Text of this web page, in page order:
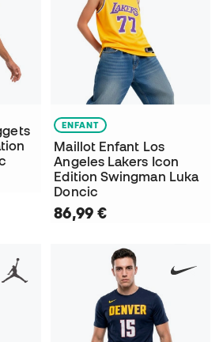
ENFANT
Maillot Enfant Los
Angeles Lakers Icon
Edition Swingman Luka
Doncic
86,99 €